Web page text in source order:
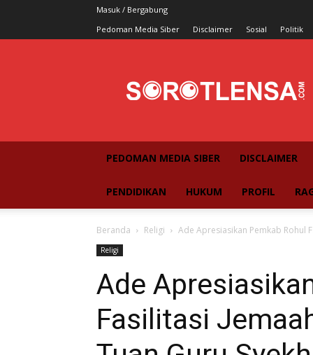
Masuk / Bergabung
Pedoman Media Siber
Disclaimer Sosial Politik
PEDOMAN MEDIA SIBER DISCLAIMER
PENDIDIKAN HUKUM PROFIL
Beranda Religi Ade Apresiasikan Pemkab Rohul
Religi
Ade
Fasilitasi